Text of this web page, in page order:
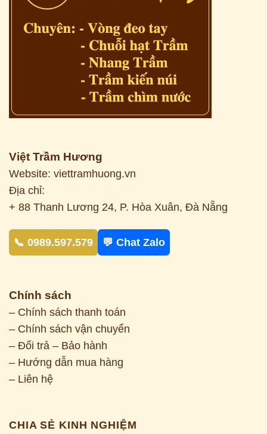
Việt Trầm Hương
Website: viettramhuong.vn
Địa chỉ:
+ 88 Thanh Lương 24, P. Hòa Xuân, Đà Nẵng
📞 0989.597.579 💬 Chat Zalo
Chính sách
– Chính sách thanh toán
– Chính sách vận chuyển
– Đổi trả – Bảo hành
– Hướng dẫn mua hàng
– Liên hệ
CHIA SẺ KINH NGHIỆM